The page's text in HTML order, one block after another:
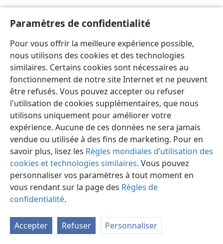
Paramètres de confidentialité
Pour vous offrir la meilleure expérience possible,
nous utilisons des cookies et des technologies
similaires. Certains cookies sont nécessaires au
fonctionnement de notre site Internet et ne peuvent
être refusés. Vous pouvez accepter ou refuser
l'utilisation de cookies supplémentaires, que nous
utilisons uniquement pour améliorer votre
expérience. Aucune de ces données ne sera jamais
vendue ou utilisée à des fins de marketing. Pour en
savoir plus, lisez les Règles mondiales d’utilisation des
cookies et technologies similaires. Vous pouvez
personnaliser vos paramètres à tout moment en
vous rendant sur la page des Règles de
confidentialité.
Accepter Refuser Personnaliser
Préférences
Copyright© 2026 Watch Tower Bible and Tract Society of Pennsylvania
Conditions d’utilisation
Règles de confidentialité
Paramètres de confidentialité
JW.ORG Se connecter